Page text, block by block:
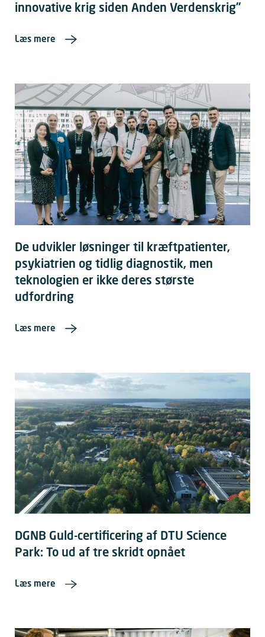
innovative krig siden Anden Verdenskrig”
Læs mere
De udvikler løsninger til kræftpatienter,
psykiatrien og tidlig diagnostik, men
teknologien er ikke deres største
udfordring
Læs mere
DGNB Guld-certificering af DTU Science
Park: To ud af tre skridt opnået
Læs mere